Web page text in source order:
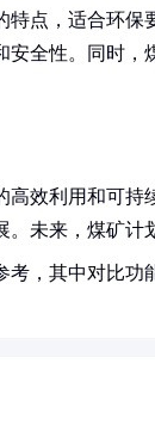
点，适合环
全性。同时
效利用和可
未来，煤矿计
，其中对比功